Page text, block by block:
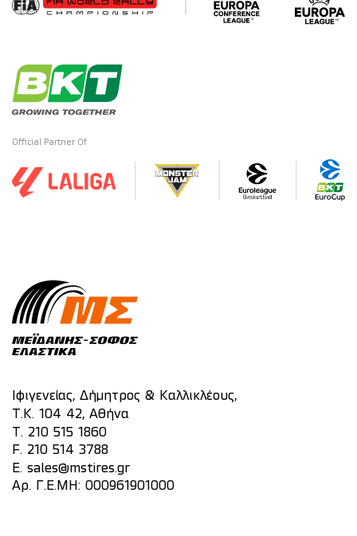
Official Partner Of
Ιφιγενείας, Δήμητρος & Καλλικλέους,
Τ.Κ. 104 42, Αθήνα
T. 210 515 1860
F. 210 514 3788
E. sales@mstires.gr
Αρ. Γ.Ε.ΜΗ: 000961901000